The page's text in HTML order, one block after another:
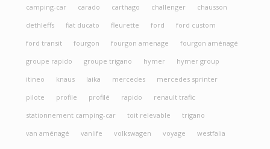
camping-car
carado carthago challenger
chausson
dethleffs
fiat ducato fleurette ford
ford custom
ford transit
fourgon fourgon amenage
fourgon aménagé
groupe rapido
groupe trigano hymer
hymer group
itineo
knaus laika mercedes
mercedes sprinter
pilote
profile profilé rapido
renault trafic
stationnement camping-car
toit relevable
trigano
van aménagé
vanlife volkswagen voyage westfalia